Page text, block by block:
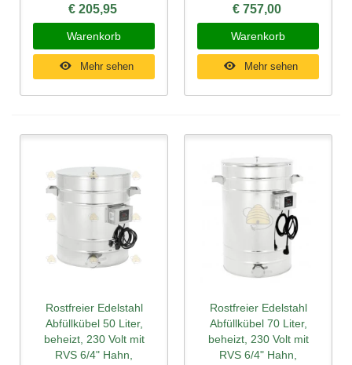
€ 205,95
Warenkorb
Mehr sehen
€ 757,00
Warenkorb
Mehr sehen
Rostfreier Edelstahl
Abfüllkübel 50 Liter,
beheizt, 230 Volt mit
RVS 6/4" Hahn,
Rostfreier Edelstahl
Abfüllkübel 70 Liter,
beheizt, 230 Volt mit
RVS 6/4" Hahn,